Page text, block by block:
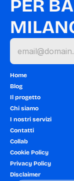
PER
Home
Blog
Il progetto
Chi siamo
I nostri servizi
Contatti
Collab
Cookie Policy
Privacy Policy
Disclaimer